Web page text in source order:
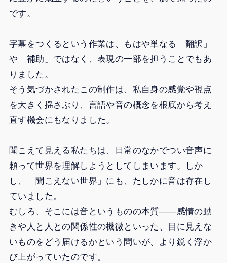
です。
字幕をつくるという作業は、もはや単なる「翻訳」
や「補助」ではなく、表現の一部を担うことでもあ
りました。
そう気づかされたこの制作は、私自身の感覚や視点
を大きく揺さぶり、言語や音の概念を根底から考え
直す機会にもなりました。
聞こえて見える私たちは、日常のなかでつい音声に
頼って世界を理解しようとしてしまいます。しか
し、「聞こえない世界」にも、たしかに音は存在し
ていました。
むしろ、そこには音というものの本質――感情の動
きや人と人との関係性の機微といった、目に見えな
いものをどう届けるかという問いが、より鋭く浮か
び上がっていたのです。